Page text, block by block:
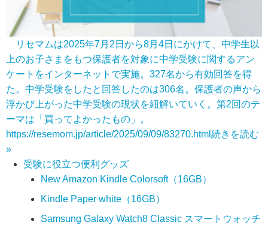
リセマムは2025年7月2日から8月4日にかけて、中学生以
上のお子さまをもつ保護者を対象に中学受験に関するアン
ケートをインターネットで実施。327名から有効回答を得
た。中学受験をしたと回答したのは306名。保護者の声から
浮かび上がった中学受験の現状を紐解いていく。第2回のテ
ーマは「買ってよかったもの」。
https://resemom.jp/article/2025/09/09/83270.html 続きを読む
»
受験に役立つ便利グッズ
New Amazon Kindle Colorsoft（16GB）
Kindle Paper white（16GB）
Samsung Galaxy Watch8 Classic スマートウォッチ